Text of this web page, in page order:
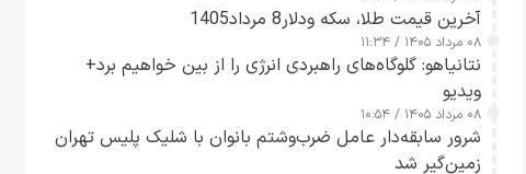
آخرین قیمت طلا، سکه ودلار8 مرداد1405
۰۸ مرداد ۱۴۰۵ / ۱۱:۳۴
نتانیاهو: گلوگاه‌های راهبردی انرژی را از بین خواهیم برد+
ویدیو
۰۸ مرداد ۱۴۰۵ / ۱۰:۵۴
شرور سابقه‌دار عامل ضرب‌وشتم بانوان با شلیک پلیس تهران
زمین‌گیر شد